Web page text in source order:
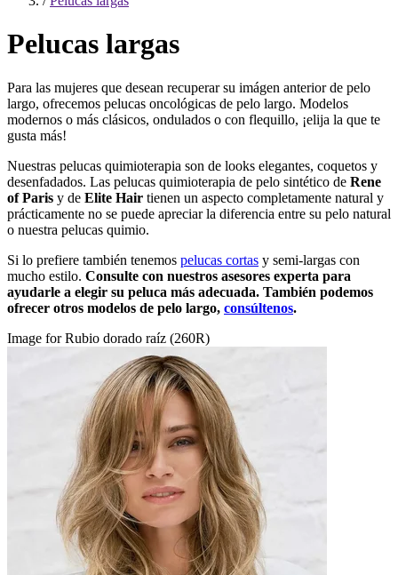
Pelucas largas
Para las mujeres que desean recuperar su imágen anterior de pelo
largo, ofrecemos pelucas oncológicas de pelo largo. Modelos
modernos o más clásicos, ondulados o con flequillo, ¡elija la que te
gusta más!
Nuestras pelucas quimioterapia son de looks elegantes, coquetos y
desenfadados. Las pelucas quimioterapia de pelo sintético de Rene
of Paris y de Elite Hair tienen un aspecto completamente natural y
prácticamente no se puede apreciar la diferencia entre su pelo natural
o nuestra pelucas quimio.
Si lo prefiere también tenemos pelucas cortas y semi-largas con
mucho estilo. Consulte con nuestros asesores experta para
ayudarle a elegir su peluca más adecuada. También podemos
ofrecer otros modelos de pelo largo, consúltenos.
Image for Rubio dorado raíz (260R)